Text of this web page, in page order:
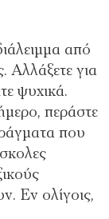
από
Αλλάξετε για
ψυχικά.
περάστε
που
Εν ολίγοις,